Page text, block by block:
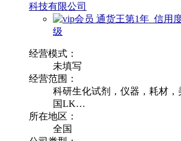
科技有限公司
通货王第1年 信用
级
经营模式：
未填写
经营范围：
科研生化试剂，仪器，耗材，
国LK…
所在地区：
全国